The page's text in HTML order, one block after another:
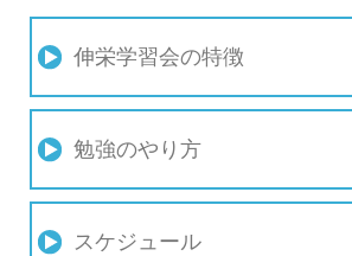
伸栄学習会の特徴
勉強のやり方
スケジュール